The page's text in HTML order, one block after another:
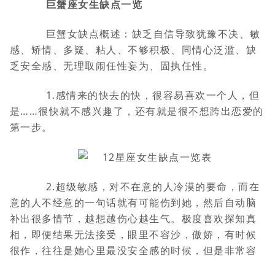
巨蟹座女生缺点一览
巨蟹女缺点概述：缺乏自信导致犹豫不决、敏
感、矫情、多疑、粘人、不够积极、同情心泛滥、缺
乏安全感、无理取闹任性妄为、固执任性。
1.感情来的快去的快，很容易喜欢一个人，但
是……很快就不感兴趣了，还有就是很不想跨出恋爱的
第一步。
2.超级敏感，对不在意的人冷漠的要命，而在
意的人不经意的一句话就有可能伤到她，然后自动脑
补出很多情节，越想越伤心越生气。极度喜欢探知真
相，即便结果无法接受，眼里不容沙，傲娇，有时候
很作，往往是她心里最没安全感的时候，但是非常容